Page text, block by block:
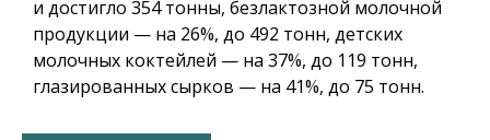
и достигло 354 тонны, безлактозной молочной
продукции — на 26%, до 492 тонн, детских
молочных коктейлей — на 37%, до 119 тонн,
глазированных сырков — на 41%, до 75 тонн.